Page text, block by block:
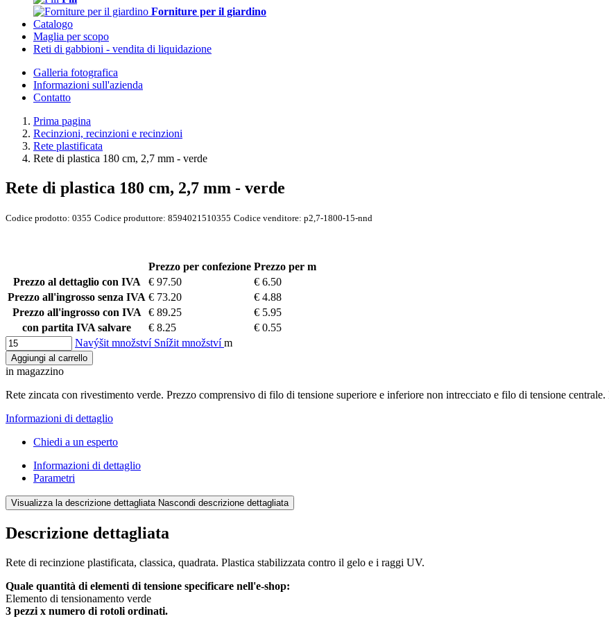
Forniture per il giardino
Catalogo
Maglia per scopo
Reti di gabbioni - vendita di liquidazione
Galleria fotografica
Informazioni sull'azienda
Contatto
Prima pagina
Recinzioni, recinzioni e recinzioni
Rete plastificata
Rete di plastica 180 cm, 2,7 mm - verde
Rete di plastica 180 cm, 2,7 mm - verde
Codice prodotto: 0355 Codice produttore: 8594021510355 Codice venditore: p2,7-1800-15-nnd
Prezzo per confezione Prezzo per m
Prezzo al dettaglio con IVA
€ 97.50
€ 6.50
Prezzo all'ingrosso senza IVA € 73.20
€ 4.88
Prezzo all'ingrosso con IVA
€ 89.25
€ 5.95
con partita IVA salvare
€ 8.25
€ 0.55
Navýšit množství Snížit množstvím
Aggiungi al carrello
in magazzino
Rete zincata con rivestimento verde. Prezzo comprensivo di filo di tensione superiore e inferiore non intrecciato e filo di tensione
Informazioni di dettaglio
Chiedi a un esperto
Informazioni di dettaglio
Parametri
Visualizza la descrizione dettagliata Nascondi descrizione dettagliata
Descrizione dettagliata
Rete di recinzione plastificata, classica, quadrata. Plastica stabilizzata contro il gelo e i raggi UV.
Quale quantità di elementi di tensione specificare nell'e-shop:
Elemento di tensionamento verde
3 pezzi x numero di rotoli ordinati.